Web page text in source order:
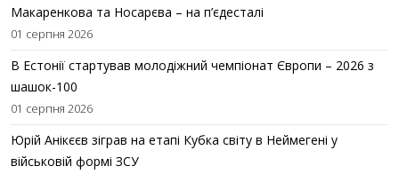
Макаренкова та Носарєва – на п’єдесталі
01 серпня 2026
В Естонії стартував молодіжний чемпіонат Європи – 2026 з
шашок-100
01 серпня 2026
Юрій Анікєєв зіграв на етапі Кубка світу в Неймегені у
військовій формі ЗСУ